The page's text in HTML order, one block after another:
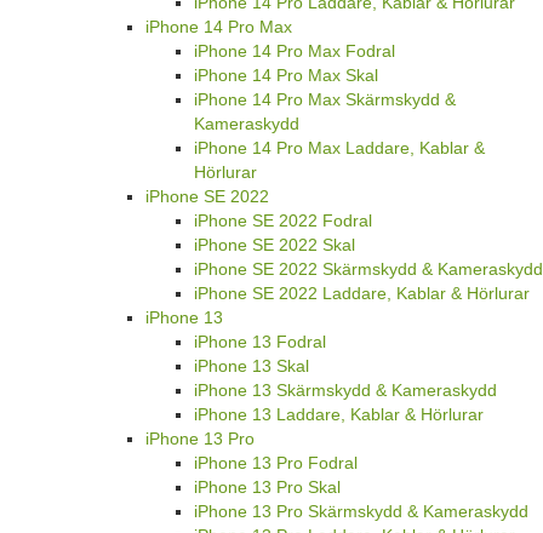
iPhone 14 Pro Max
iPhone 14 Pro Max Fodral
iPhone 14 Pro Max Skal
iPhone 14 Pro Max Skärmskydd &
Kameraskydd
iPhone 14 Pro Max Laddare, Kablar &
Hörlurar
iPhone SE 2022
iPhone SE 2022 Fodral
iPhone SE 2022 Skal
iPhone SE 2022 Skärmskydd & Kameraskydd
iPhone SE 2022 Laddare, Kablar & Hörlurar
iPhone 13
iPhone 13 Fodral
iPhone 13 Skal
iPhone 13 Skärmskydd & Kameraskydd
iPhone 13 Laddare, Kablar & Hörlurar
iPhone 13 Pro
iPhone 13 Pro Fodral
iPhone 13 Pro Skal
iPhone 13 Pro Skärmskydd & Kameraskydd